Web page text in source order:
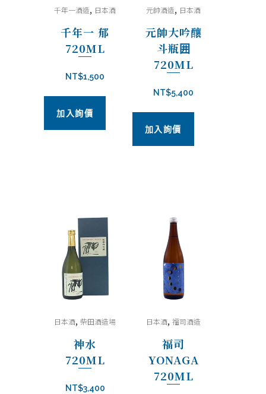
quantity
千年一酒造, 日本酒
千年一 郁
720ML
NT$1,500
加入詢價
元帥酒造, 日本酒
元帥大吟釀
斗瓶囲
720ML
NT$5,400
加入詢價
日本酒,柴田酒造場
神水
720ML
NT$3,400
日本酒,福司酒造
福司
YONAGA
720ML